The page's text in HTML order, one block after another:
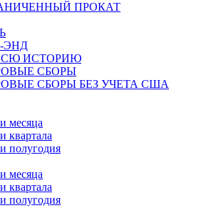
ПРОКАТ
ЭНД
ИСТОРИЮ
СБОРЫ
СБОРЫ БЕЗ УЧЕТА США
месяца
квартала
полугодия
месяца
квартала
полугодия